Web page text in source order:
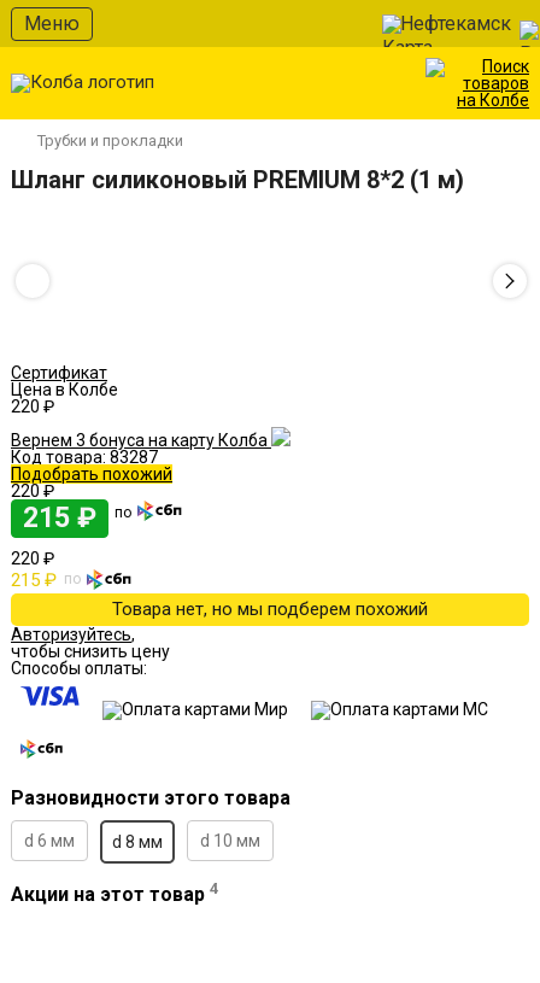
Меню Нефтекамск
Трубки и прокладки
Шланг силиконовый PREMIUM 8*2 (1 м)
Сертификат
Цена в Колбе
220 ₽
Вернем 3 бонуса на карту Колба
Код товара: 83287
В избранное
Подобрать похожий
220 ₽
215 ₽ по
220 ₽
215 ₽ по
Товара нет, но мы подберем похожий
Авторизуйтесь,
чтобы снизить цену
Способы оплаты:
Разновидности этого товара
d 6 мм d 8 мм d 10 мм
Акции на этот товар 4